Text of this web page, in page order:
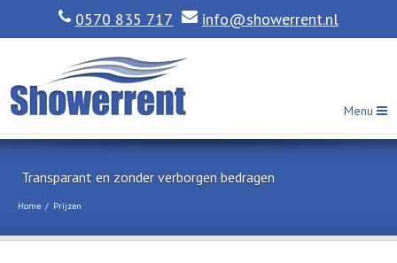
0570 835 717 info@showerrent.nl
Menu
Transparant en zonder verborgen bedragen
Home / Prijzen